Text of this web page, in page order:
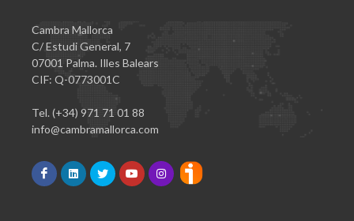
Cambra Mallorca
C/ Estudi General, 7
07001 Palma. Illes Balears
CIF: Q-0773001C
Tel. (+34) 971 71 01 88
info@cambramallorca.com